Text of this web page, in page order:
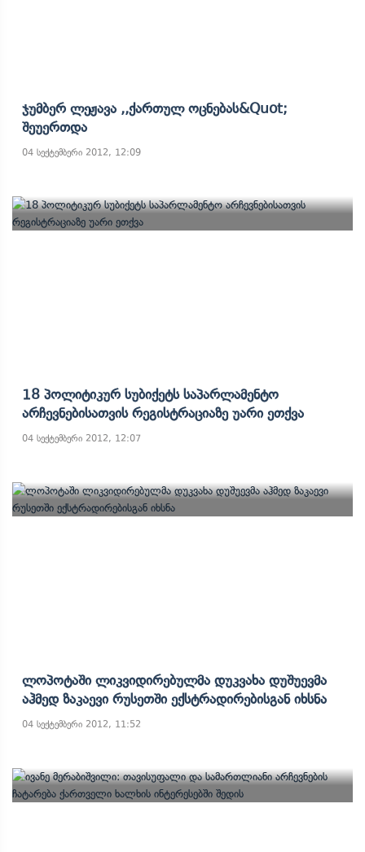
Ჯუმბერ Ლეჟავა ,,ქართულ Ოცნებას&quot;
Შეუერთდა
04 სექტემბერი 2012, 12:09
18 Პოლიტიკურ Სუბიქეტს Საპარლამენტო
Არჩევნებისათვის Რეგისტრაციაზე Უარი Ეთქვა
04 სექტემბერი 2012, 12:07
Ლოპოტაში Ლიკვიდირებულმა Დუკვახა Დუშუევმა
Აჰმედ Ზაკაევი Რუსეთში Ექსტრადირებისგან Იხსნა
04 სექტემბერი 2012, 11:52